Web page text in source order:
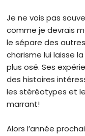
Je ne vois pas
comme je devrais
le sépare des
charisme lui laisse
plus osé. Ses
des histoires
les stéréotypes et
marrant!
Alors l’année